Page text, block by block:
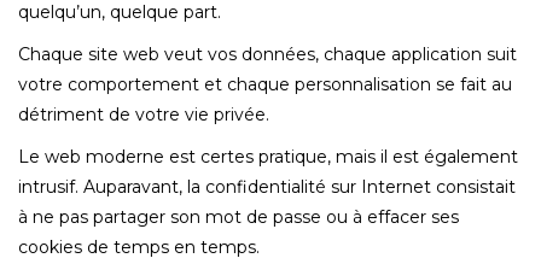
quelqu’un, quelque part.
Chaque site web veut vos données, chaque application suit
votre comportement et chaque personnalisation se fait au
détriment de votre vie privée.
Le web moderne est certes pratique, mais il est également
intrusif. Auparavant, la confidentialité sur Internet consistait
à ne pas partager son mot de passe ou à effacer ses
cookies de temps en temps.